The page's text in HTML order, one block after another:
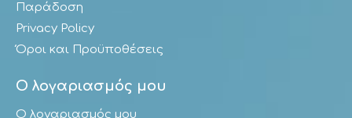
Παράδοση
Privacy Policy
Όροι και Προϋποθέσεις
Ο λογαριασμός μου
Ο λογαριασμός μου